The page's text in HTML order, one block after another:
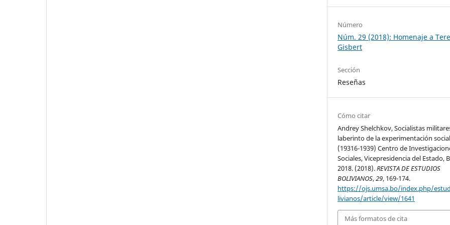
Número
Núm. 29 (2018): Homenaje a
Gisbert
Sección
Reseñas
Cómo citar
Andrey Shelchkov, Socialistas
laberinto de la experimentación social
(19316-1939) Centro de
Sociales, Vicepresidencia del Estado,
2018. (2018).REVISTA DE ESTUDIOS
BOLIVIANOS,29, 169-174.
https://ojs.umsa.bo/index.php/
livianos/article/view/1641
Más formatos de cita